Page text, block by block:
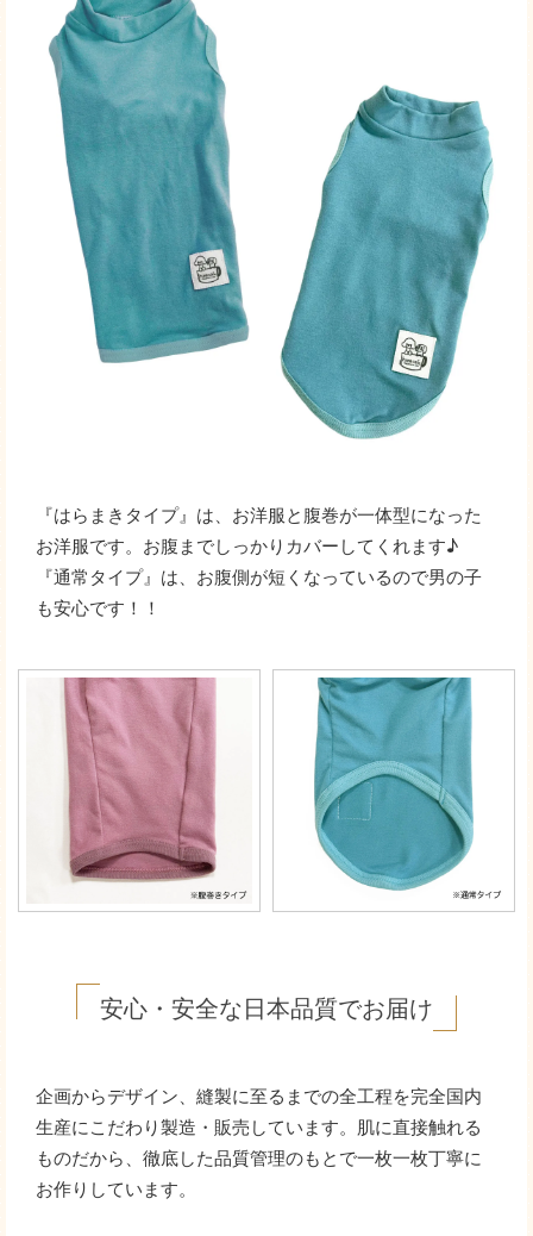
『はらまきタイプ』は、お洋服と腹巻が一体型になった
お洋服です。お腹までしっかりカバーしてくれます♪
『通常タイプ』は、お腹側が短くなっているので男の子
も安心です！！
安心・安全な日本品質でお届け
企画からデザイン、縫製に至るまでの全工程を完全国内
生産にこだわり製造・販売しています。肌に直接触れる
ものだから、徹底した品質管理のもとで一枚一枚丁寧に
お作りしています。